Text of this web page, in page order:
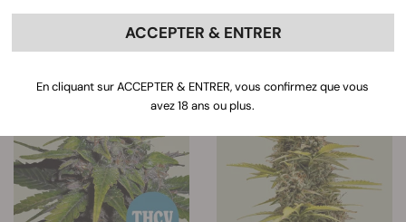
-15%
ACCEPTER & ENTRER
En cliquant sur ACCEPTER & ENTRER, vous confirmez que vous
avez 18 ans ou plus.